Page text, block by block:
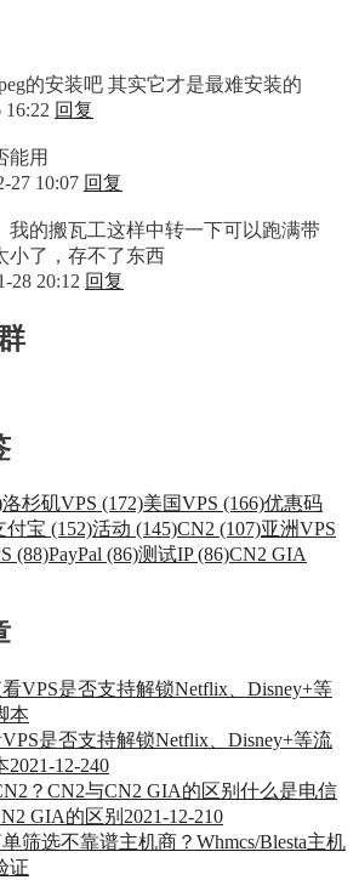
的安装吧 其实它才是最难安装的
16:22 回复
能用
27 10:07 回复
我的搬瓦工这样中转一下可以跑满带
小了，存不了东西
28 20:12 回复
洛杉矶VPS (172)美国VPS (166)优惠码
付宝 (152)活动 (145)CN2 (107)亚洲VPS
(88)PayPal (86)测试IP (86)CN2 GIA
是否支持解锁Netflix、Disney+等流
2021-12-240
什么是电信
GIA的区别 2021-12-210